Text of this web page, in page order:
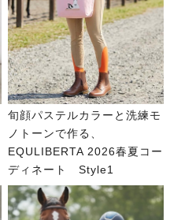
旬顔パステルカラーと洗練モ
ノトーンで作る、
EQULIBERTA 2026春夏コー
ディネート Style1